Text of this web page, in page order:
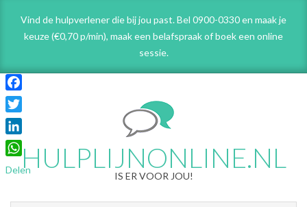
content
Vind de hulpverlener die bij jou past. Bel 0900-0330 en maak je
keuze (€0,70 p/min), maak een belafspraakof boek een online
sessie.
HULPLIJNONLINE.NL
IS ER VOOR JOU!
Facebook
Twitter
LinkedIn
WhatsApp
Delen